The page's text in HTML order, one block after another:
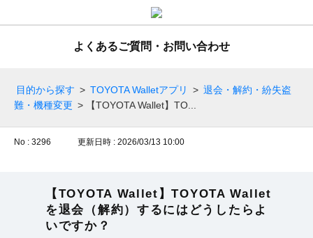
よくあるご質問・お問い合わせ
目的から探す > TOYOTA Walletアプリ > 退会・解約・紛失盗
難・機種変更 > 【TOYOTA Wallet】TO...
No : 3296 更新日時 : 2026/03/13 10:00
【TOYOTA Wallet】TOYOTA Wallet
を退会（解約）するにはどうしたらよ
いですか？